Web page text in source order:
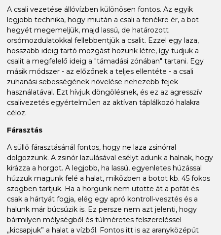
A csali vezetése állóvízben különösen fontos. Az egyik
legjobb technika, hogy miután a csali a fenékre ér, a bot
hegyét megemeljük, majd lassú, de határozott
orsómozdulatokkal fellebbentjük a csalit. Ezzel egy laza,
hosszabb ideig tartó mozgást hozunk létre, így tudjuk a
csalit a megfelelő ideig a "támadási zónában" tartani. Egy
másik módszer - az előzőnek a teljes ellentéte - a csali
zuhanási sebességének növelése nehezebb fejek
használatával. Ezt hívjuk döngölésnek, és ez az agresszív
csalivezetés egyértelműen az aktívan táplálkozó halakra
céloz.
Fárasztás
A süllő fárasztásánál fontos, hogy ne laza zsinórral
dolgozzunk. A zsinór lazulásával esélyt adunk a halnak, hogy
kirázza a horgot. A legjobb, ha lassú, egyenletes húzással
húzzuk magunk felé a halat, miközben a botot kb. 45 fokos
szögben tartjuk. Ha a horgunk nem ütötte át a pofát és
csak a hártyát fogja, elég egy apró kontroll-vesztés és a
halunk már búcsúzik is. Ez persze nem azt jelenti, hogy
bármilyen mélységből és túlméretes felszereléssel
„kicsapjuk” a halat a vízből. Fontos itt is az aranyközépút